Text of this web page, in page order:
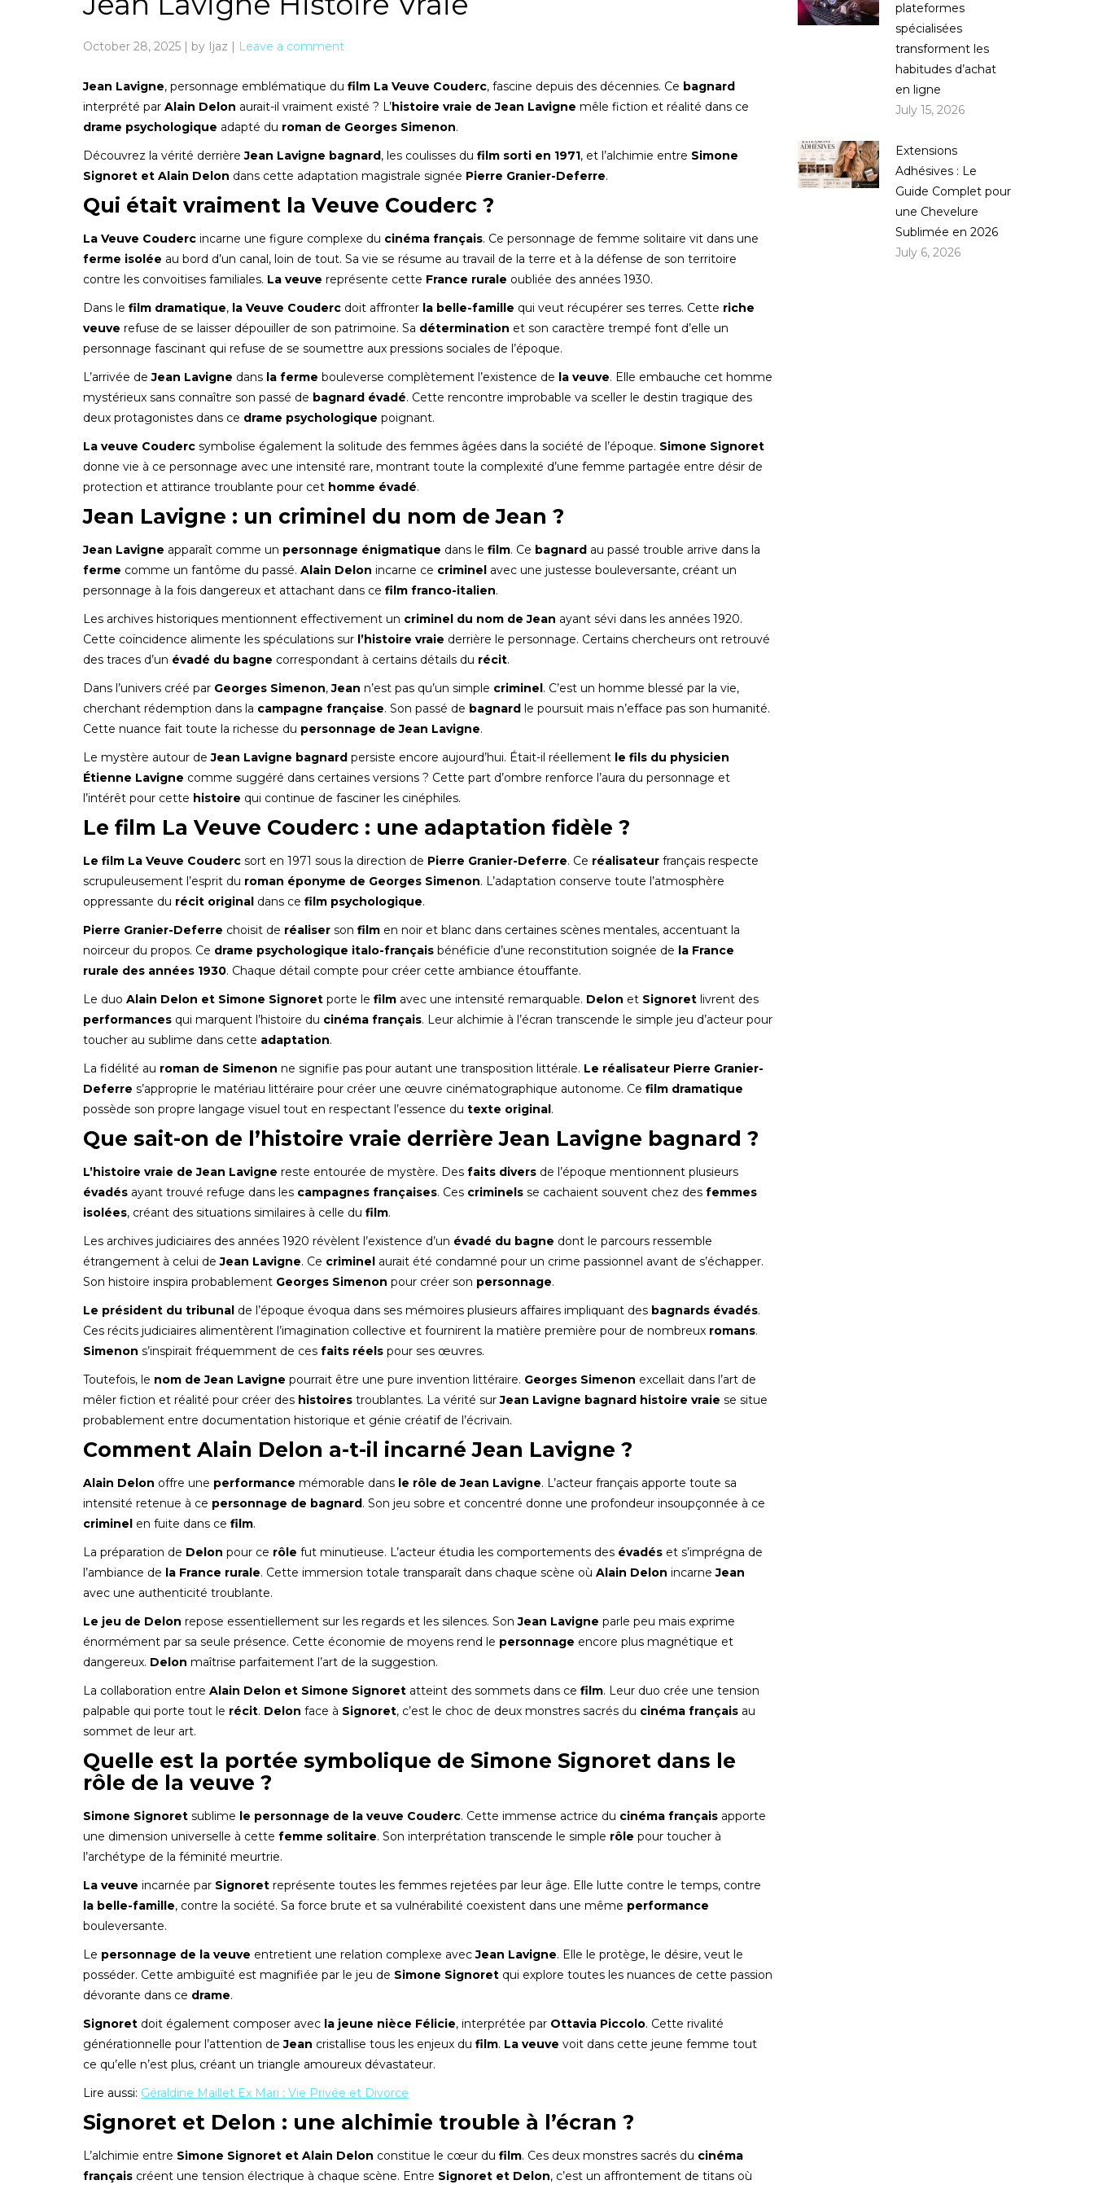
October 28, 2025 by Ijaz Leave a comment
Jean Lavigne, personnage emblématique du film La Veuve Couderc, fascine depuis des décennies. Ce bagnard
interprété par Alain Delon aurait-il vraiment existé ? L’histoire vraie de Jean Lavigne mêle fiction et réalité dans ce
drame psychologique adapté du roman de Georges Simenon.
Découvrez la vérité derrièreJean Lavigne bagnard , les coulisses du film sorti en 1971, et l’alchimie entre Simone
Signoret et Alain Delon dans cette adaptation magistrale signée Pierre Granier-Deferre.
Qui était vraiment la Veuve Couderc ?
La Veuve Couderc incarne une figure complexe du cinéma français. Ce personnage de femme solitaire vit dans une
ferme isolée au bord d’un canal, loin de tout. Sa vie se résume au travail de la terre et à la défense de son territoire
contre les convoitises familiales. La veuve représente cette France rurale oubliée des années 1930.
Dans le film dramatique, la Veuve Couderc doit affronter la belle-famille qui veut récupérer ses terres. Cette riche
veuve refuse de se laisser dépouiller de son patrimoine. Sa détermination et son caractère trempé font d’elle un
personnage fascinant qui refuse de se soumettre aux pressions sociales de l’époque.
L’arrivée deJean Lavigne dans la ferme bouleverse complètement l’existence de la veuve. Elle embauche cet homme
mystérieux sans connaître son passé de bagnard évadé. Cette rencontre improbable va sceller le destin tragique des
deux protagonistes dans ce drame psychologique poignant.
La veuve Couderc symbolise également la solitude des femmes âgées dans la société de l’époque. Simone Signoret
donne vie à ce personnage avec une intensité rare, montrant toute la complexité d’une femme partagée entre désir de
protection et attirance troublante pour cet homme évadé.
Jean Lavigne : un criminel du nom de Jean ?
Jean Lavigne apparaît comme un personnage énigmatique dans le film. Ce bagnard au passé trouble arrive dans la
ferme comme un fantôme du passé. Alain Delon incarne ce criminel avec une justesse bouleversante, créant un
personnage à la fois dangereux et attachant dans ce film franco-italien.
Les archives historiques mentionnent effectivement un criminel du nom de Jean ayant sévi dans les années 1920.
Cette coïncidence alimente les spéculations sur l’histoire vraie derrière le personnage. Certains chercheurs ont retrouvé
des traces d’un évadé du bagne correspondant à certains détails du récit.
Dans l’univers créé par Georges Simenon,Jean n’est pas qu’un simple criminel . C’est un homme blessé par la vie,
cherchant rédemption dans la campagne française. Son passé de bagnard
le poursuit mais n’efface pas son humanité.
Cette nuance fait toute la richesse du personnage de Jean Lavigne.
Le mystère autour deJean Lavigne bagnard persiste encore aujourd’hui. Était-il réellement le fils du physicien
Étienne Lavigne comme suggéré dans certaines versions ? Cette part d’ombre renforce l’aura du personnage et
l’intérêt pour cette histoire qui continue de fasciner les cinéphiles.
Le film La Veuve Couderc : une adaptation fidèle ?
Le film La Veuve Couderc sort en 1971 sous la direction de Pierre Granier-Deferre. Ce réalisateur français respecte
scrupuleusement l’esprit du roman éponyme de Georges Simenon. L’adaptation conserve toute l’atmosphère
oppressante du récit original dans ce film psychologique.
Pierre Granier-Deferre choisit de réaliser son film en noir et blanc dans certaines scènes mentales, accentuant la
noirceur du propos. Ce drame psychologique italo-français bénéficie d’une reconstitution soignée de la France
rurale des années 1930. Chaque détail compte pour créer cette ambiance étouffante.
Le duo Alain Delon et Simone Signoret porte le film avec une intensité remarquable. Delon et Signoret livrent des
performances qui marquent l’histoire du cinéma français. Leur alchimie à l’écran transcende le simple jeu d’acteur pour
toucher au sublime dans cette adaptation.
La fidélité au roman de Simenon ne signifie pas pour autant une transposition littérale. Le réalisateur Pierre Granier-
Deferre s’approprie le matériau littéraire pour créer une œuvre cinématographique autonome. Ce film dramatique
possède son propre langage visuel tout en respectant l’essence du texte original .
Que sait-on de l’histoire vraie derrière Jean Lavigne bagnard ?
L’histoire vraie de Jean Lavigne reste entourée de mystère. Des faits divers de l’époque mentionnent plusieurs
évadés ayant trouvé refuge dans les campagnes françaises. Ces criminels se cachaient souvent chez des femmes
isolées, créant des situations similaires à celle du film.
Les archives judiciaires des années 1920 révèlent l’existence d’un évadé du bagne dont le parcours ressemble
étrangement à celui deJean Lavigne. Ce criminel aurait été condamné pour un crime passionnel avant de s’échapper.
Son histoire inspira probablement Georges Simenon pour créer son personnage.
Le président du tribunal de l’époque évoqua dans ses mémoires plusieurs affaires impliquant des bagnards évadés.
Ces récits judiciaires alimentèrent l’imagination collective et fournirent la matière première pour de nombreux romans.
Simenon s’inspirait fréquemment de ces faits réels pour ses œuvres.
Toutefois, le nom de Jean Lavigne pourrait être une pure invention littéraire. Georges Simenon excellait dans l’art de
mêler fiction et réalité pour créer des histoires troublantes. La vérité surJean Lavigne bagnard histoire vraie se situe
probablement entre documentation historique et génie créatif de l’écrivain.
Comment Alain Delon a-t-il incarné Jean Lavigne ?
Alain Delon offre une performance mémorable dans le rôle de Jean Lavigne. L’acteur français apporte toute sa
intensité retenue à ce personnage de bagnard . Son jeu sobre et concentré donne une profondeur insoupçonnée à ce
criminel en fuite dans ce film.
La préparation de Delon pour ce rôle fut minutieuse. L’acteur étudia les comportements des évadés et s’imprégna de
l’ambiance de la France rurale. Cette immersion totale transparaît dans chaque scène où Alain Delon incarneJean
avec une authenticité troublante.
Le jeu de Delon repose essentiellement sur les regards et les silences. SonJean Lavigne parle peu mais exprime
énormément par sa seule présence. Cette économie de moyens rend le personnage encore plus magnétique et
dangereux. Delon maîtrise parfaitement l’art de la suggestion.
La collaboration entre Alain Delon et Simone Signoret atteint des sommets dans ce film. Leur duo crée une tension
palpable qui porte tout le récit. Delon face à Signoret, c’est le choc de deux monstres sacrés du cinéma français au
sommet de leur art.
Quelle est la portée symbolique de Simone Signoret dans le
rôle de la veuve ?
Simone Signoret sublime le personnage de la veuve Couderc. Cette immense actrice du cinéma français apporte
une dimension universelle à cette femme solitaire. Son interprétation transcende le simple rôle pour toucher à
l’archétype de la féminité meurtrie.
La veuve incarnée par Signoret représente toutes les femmes rejetées par leur âge. Elle lutte contre le temps, contre
la belle-famille, contre la société. Sa force brute et sa vulnérabilité coexistent dans une même performance
bouleversante.
Le personnage de la veuve entretient une relation complexe avecJean Lavigne. Elle le protège, le désire, veut le
posséder. Cette ambiguïté est magnifiée par le jeu de Simone Signoret qui explore toutes les nuances de cette passion
dévorante dans ce drame.
Signoret doit également composer avec la jeune nièce Félicie, interprétée par Ottavia Piccolo. Cette rivalité
générationnelle pour l’attention deJean cristallise tous les enjeux du film. La veuve voit dans cette jeune femme tout
ce qu’elle n’est plus, créant un triangle amoureux dévastateur.
Lire aussi: Géraldine Maillet Ex Mari : Vie Privée et Divorce
Signoret et Delon : une alchimie trouble à l’écran ?
L’alchimie entre Simone Signoret et Alain Delon constitue le cœur du film. Ces deux monstres sacrés du cinéma
français créent une tension électrique à chaque scène. Entre Signoret et Delon, c’est un affrontement de titans où
plateformes
spécialisées
transforment les
habitudes d’achat
en ligne
July 15, 2026
Extensions
Adhésives : Le
Guide Complet pour
une Chevelure
Sublimée en 2026
July 6, 2026